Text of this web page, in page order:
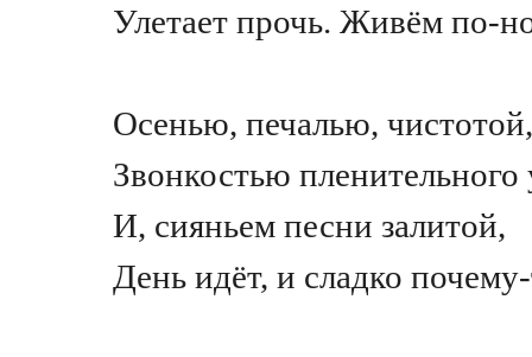
Улетает прочь. Живём по-
Осенью, печалью,
Звонкостью пленительного
И, сияньем песни залитой,
День идёт, и сладко